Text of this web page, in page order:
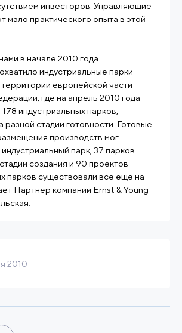
инвесторов. Управляющие
мало практического опыта в этой
в начале 2010 года
индустриальные парки
европейской части
где на апрель 2010 года
индустриальных парков,
разной стадии готовности. Готовые
производств мог
парк, 37 парков
создания и 90 проектов
парков существовали все еще на
Партнер компании Ernst & Young
2010